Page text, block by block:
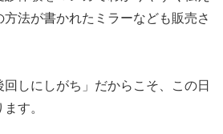
法が書かれたミラーなども販売さ
回しにしがち」だからこそ、この日
す。